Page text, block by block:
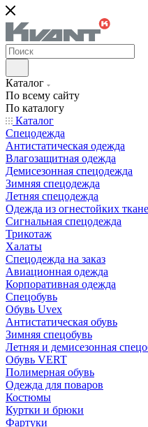
Каталог
По всему сайту
По каталогу
Каталог
Спецодежда
Антистатическая одежда
Влагозащитная одежда
Демисезонная спецодежда
Зимняя спецодежда
Летняя спецодежда
Одежда из огнестойких
Сигнальная спецодежда
Трикотаж
Халаты
Спецодежда на заказ
Авиационная одежда
Корпоративная одежда
Спецобувь
Обувь Uvex
Антистатическая обувь
Зимняя спецобувь
Летняя и демисезонная
Обувь VERT
Полимерная обувь
Одежда для поваров
Костюмы
Куртки и брюки
Фартуки